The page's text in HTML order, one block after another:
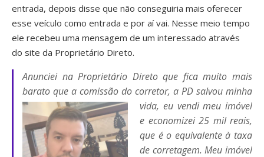
entrada, depois disse que não conseguiria mais oferecer
esse veículo como entrada e por aí vai. Nesse meio tempo
ele recebeu uma mensagem de um interessado através
do site da Proprietário Direto.
Anunciei na Proprietário Direto que fica muito mais
barato que a comissão do corretor, a PD salvou minha
vida, eu vendi meu imóvel
e economizei 25 mil reais,
que é o equivalente à taxa
de corretagem. Meu imóvel